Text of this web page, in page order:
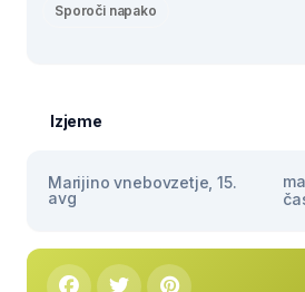
Sporoči napako
Izjeme
Marijino vnebovzetje, 15.
avg